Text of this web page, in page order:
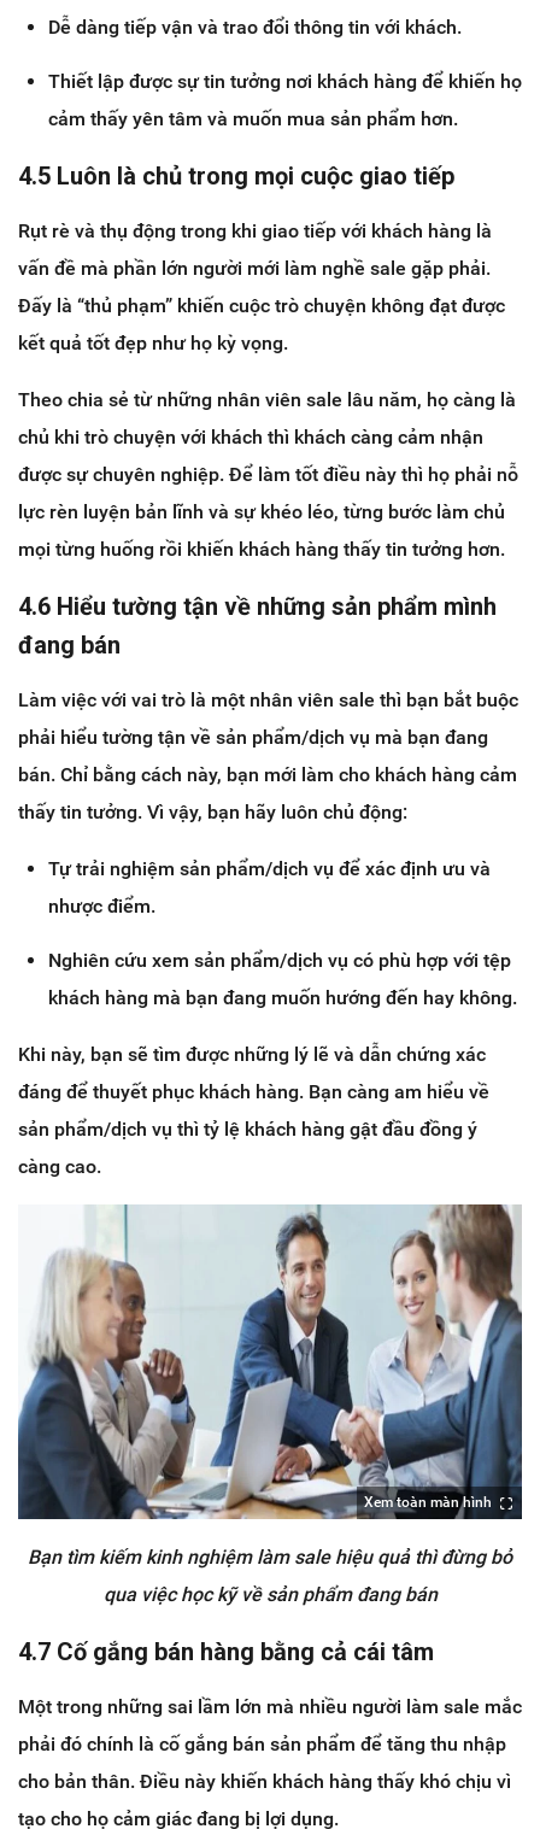
Dễ dàng tiếp vận và trao đổi thông tin với khách.
Thiết lập được sự tin tưởng nơi khách hàng để khiến họ
cảm thấy yên tâm và muốn mua sản phẩm hơn.
4.5 Luôn là chủ trong mọi cuộc giao tiếp
Rụt rè và thụ động trong khi giao tiếp với khách hàng là
vấn đề mà phần lớn người mới làm nghề sale gặp phải.
Đấy là “thủ phạm” khiến cuộc trò chuyện không đạt được
kết quả tốt đẹp như họ kỳ vọng.
Theo chia sẻ từ những nhân viên sale lâu năm, họ càng là
chủ khi trò chuyện với khách thì khách càng cảm nhận
được sự chuyên nghiệp. Để làm tốt điều này thì họ phải nỗ
lực rèn luyện bản lĩnh và sự khéo léo, từng bước làm chủ
mọi từng huống rồi khiến khách hàng thấy tin tưởng hơn.
4.6 Hiểu tường tận về những sản phẩm mình
đang bán
Làm việc với vai trò là một nhân viên sale thì bạn bắt buộc
phải hiểu tường tận về sản phẩm/dịch vụ mà bạn đang
bán. Chỉ bằng cách này, bạn mới làm cho khách hàng cảm
thấy tin tưởng. Vì vậy, bạn hãy luôn chủ động:
Tự trải nghiệm sản phẩm/dịch vụ để xác định ưu và
nhược điểm.
Nghiên cứu xem sản phẩm/dịch vụ có phù hợp với tệp
khách hàng mà bạn đang muốn hướng đến hay không.
Khi này, bạn sẽ tìm được những lý lẽ và dẫn chứng xác
đáng để thuyết phục khách hàng. Bạn càng am hiểu về
sản phẩm/dịch vụ thì tỷ lệ khách hàng gật đầu đồng ý
càng cao.
Xem toàn màn hình
Bạn tìm kiếm kinh nghiệm làm sale hiệu quả thì đừng bỏ
qua việc học kỹ về sản phẩm đang bán
4.7 Cố gắng bán hàng bằng cả cái tâm
Một trong những sai lầm lớn mà nhiều người làm sale mắc
phải đó chính là cố gắng bán sản phẩm để tăng thu nhập
cho bản thân. Điều này khiến khách hàng thấy khó chịu vì
tạo cho họ cảm giác đang bị lợi dụng.